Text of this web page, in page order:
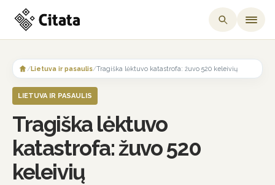
content
/Lietuva ir pasaulis/Tragiška lėktuvo katastrofa: žuvo 520 keleivių
LIETUVA IR PASAULIS
Tragiška lėktuvo
katastrofa: žuvo 520
keleivių